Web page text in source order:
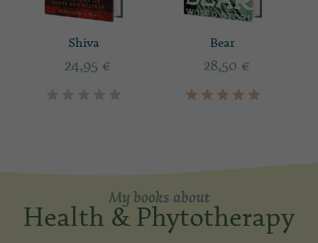
Shiva
24,95 €
Bear
28,50 €
My books about
Health & Phytotherapy